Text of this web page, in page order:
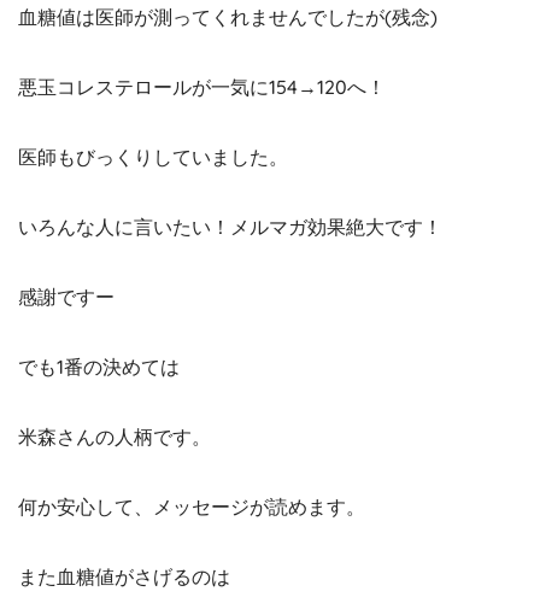
血糖値は医師が測ってくれませんでしたが(残念)
悪玉コレステロールが一気に154→120へ！
医師もびっくりしていました。
いろんな人に言いたい！メルマガ効果絶大です！
感謝ですー
でも1番の決めては
米森さんの人柄です。
何か安心して、メッセージが読めます。
また血糖値がさげるのは